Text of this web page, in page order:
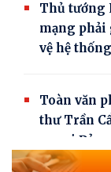
Thủ tướng
mạng phải
vệ hệ
Toàn văn
thư Trần
ngoại